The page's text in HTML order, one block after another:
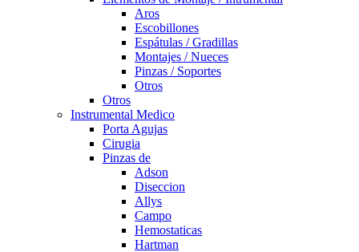
Aros
Escobillones
Espátulas / Gradillas
Montajes / Nueces
Pinzas / Soportes
Otros
Otros
Instrumental Medico
Porta Agujas
Cirugia
Pinzas de
Adson
Diseccion
Allys
Campo
Hemostaticas
Hartman